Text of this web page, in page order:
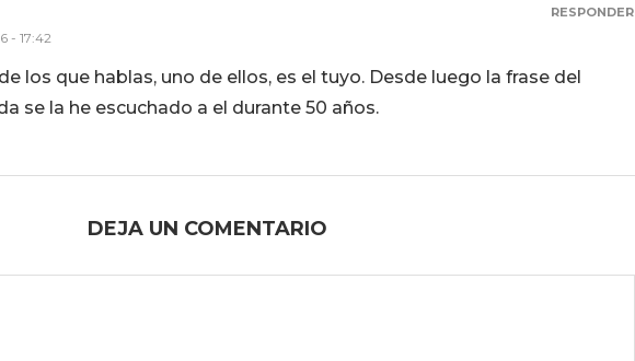
- 17:42
los que hablas, uno de ellos, es el tuyo. Desde luego la frase del
se la he escuchado a el durante 50 años.
RESPONDER
DEJA UN COMENTARIO